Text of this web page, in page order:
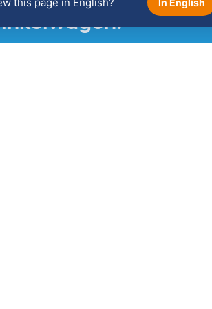
In English